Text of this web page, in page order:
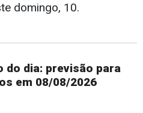
domingo, 10.
do dia: previsão para
em 08/08/2026